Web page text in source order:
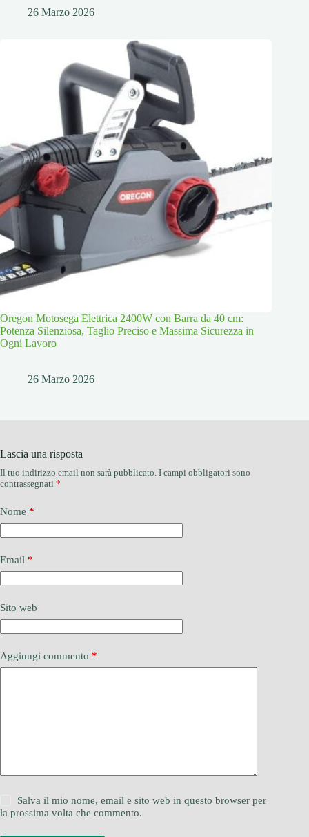
26 Marzo 2026
Oregon Motosega Elettrica 2400W con Barra da 40 cm:
Potenza Silenziosa, Taglio Preciso e Massima Sicurezza in
Ogni Lavoro
26 Marzo 2026
Lascia una risposta
Il tuo indirizzo email non sarà pubblicato. I campi obbligatori sono
contrassegnati *
Nome *
Email *
Sito web
Aggiungi commento *
Salva il mio nome, email e sito web in questo browser per
la prossima volta che commento.